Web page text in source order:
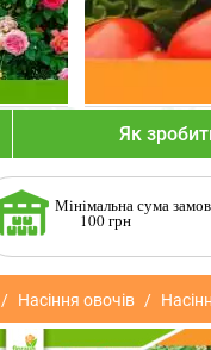
Як
Мінімальна сума
100 грн
Насіння овочів